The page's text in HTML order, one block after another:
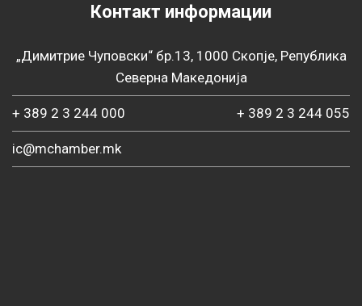
Контакт информации
„Димитрие Чуповски“ бр.13, 1000 Скопје, Република
Северна Македонија
+ 389 2 3 244 000 + 389 2 3 244 055
ic@mchamber.mk